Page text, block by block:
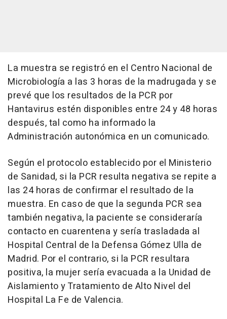
La muestra se registró en el Centro Nacional de
Microbiología a las 3 horas de la madrugada y se
prevé que los resultados de la PCR por
Hantavirus estén disponibles entre 24 y 48 horas
después, tal como ha informado la
Administración autonómica en un comunicado.
Según el protocolo establecido por el Ministerio
de Sanidad, si la PCR resulta negativa se repite a
las 24 horas de confirmar el resultado de la
muestra. En caso de que la segunda PCR sea
también negativa, la paciente se consideraría
contacto en cuarentena y sería trasladada al
Hospital Central de la Defensa Gómez Ulla de
Madrid. Por el contrario, si la PCR resultara
positiva, la mujer sería evacuada a la Unidad de
Aislamiento y Tratamiento de Alto Nivel del
Hospital La Fe de Valencia.